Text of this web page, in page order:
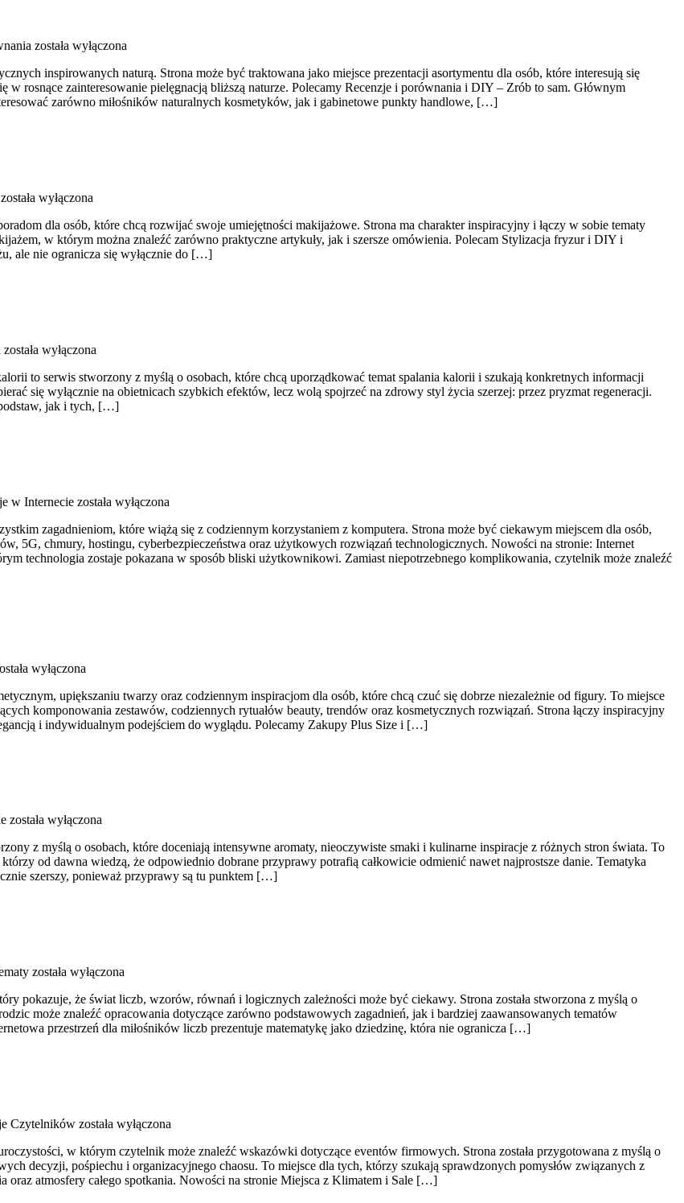
została wyłączona
inspirowanych naturą. Strona może być traktowana jako miejsce prezentacji asortymentu dla osób, które interesują się
rosnące zainteresowanie pielęgnacją bliższą naturze. Polecamy Recenzje i porównania i DIY – Zrób to sam. Głównym
zarówno miłośników naturalnych kosmetyków, jak i gabinetowe punkty handlowe, […]
wyłączona
dla osób, które chcą rozwijać swoje umiejętności makijażowe. Strona ma charakter inspiracyjny i łączy w sobie tematy
w którym można znaleźć zarówno praktyczne artykuły, jak i szersze omówienia. Polecam Stylizacja fryzur i DIY i
ale nie ogranicza się wyłącznie do […]
została wyłączona
to serwis stworzony z myślą o osobach, które chcą uporządkować temat spalania kalorii i szukają konkretnych informacji
się wyłącznie na obietnicach szybkich efektów, lecz wolą spojrzeć na zdrowy styl życia szerzej: przez pryzmat regeneracji.
podstaw, jak i tych, […]
w Internecie została wyłączona
zagadnieniom, które wiążą się z codziennym korzystaniem z komputera. Strona może być ciekawym miejscem dla osób,
5G, chmury, hostingu, cyberbezpieczeństwa oraz użytkowych rozwiązań technologicznych. Nowości na stronie: Internet
technologia zostaje pokazana w sposób bliski użytkownikowi. Zamiast niepotrzebnego komplikowania, czytelnik może znaleźć
wyłączona
upiększaniu twarzy oraz codziennym inspiracjom dla osób, które chcą czuć się dobrze niezależnie od figury. To miejsce
komponowania zestawów, codziennych rytuałów beauty, trendów oraz kosmetycznych rozwiązań. Strona łączy inspiracyjny
i indywidualnym podejściem do wyglądu. Polecamy Zakupy Plus Size i […]
została wyłączona
z myślą o osobach, które doceniają intensywne aromaty, nieoczywiste smaki i kulinarne inspiracje z różnych stron świata. To
od dawna wiedzą, że odpowiednio dobrane przyprawy potrafią całkowicie odmienić nawet najprostsze danie. Tematyka
szerszy, ponieważ przyprawy są tu punktem […]
została wyłączona
pokazuje, że świat liczb, wzorów, równań i logicznych zależności może być ciekawy. Strona została stworzona z myślą o
może znaleźć opracowania dotyczące zarówno podstawowych zagadnień, jak i bardziej zaawansowanych tematów
przestrzeń dla miłośników liczb prezentuje matematykę jako dziedzinę, która nie ogranicza […]
Czytelników została wyłączona
w którym czytelnik może znaleźć wskazówki dotyczące eventów firmowych. Strona została przygotowana z myślą o
decyzji, pośpiechu i organizacyjnego chaosu. To miejsce dla tych, którzy szukają sprawdzonych pomysłów związanych z
atmosfery całego spotkania. Nowości na stronie Miejsca z Klimatem i Sale […]